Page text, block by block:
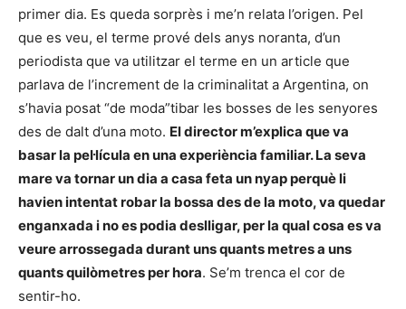
primer dia. Es queda sorprès i me’n relata l’origen. Pel
que es veu, el terme prové dels anys noranta, d’un
periodista que va utilitzar el terme en un article que
parlava de l’increment de la criminalitat a Argentina, on
s’havia posat “de moda”tibar les bosses de les senyores
des de dalt d’una moto. El director m’explica que va
basar la pel·lícula en una experiència familiar. La seva
mare va tornar un dia a casa feta un nyap perquè li
havien intentat robar la bossa des de la moto, va quedar
enganxada i no es podia deslligar, per la qual cosa es va
veure arrossegada durant uns quants metres a uns
quants quilòmetres per hora. Se’m trenca el cor de
sentir-ho.